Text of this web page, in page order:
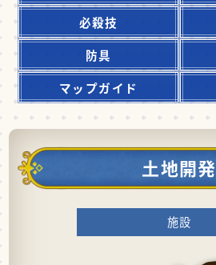
必殺技
防具
マップガイド
土地開発
施設